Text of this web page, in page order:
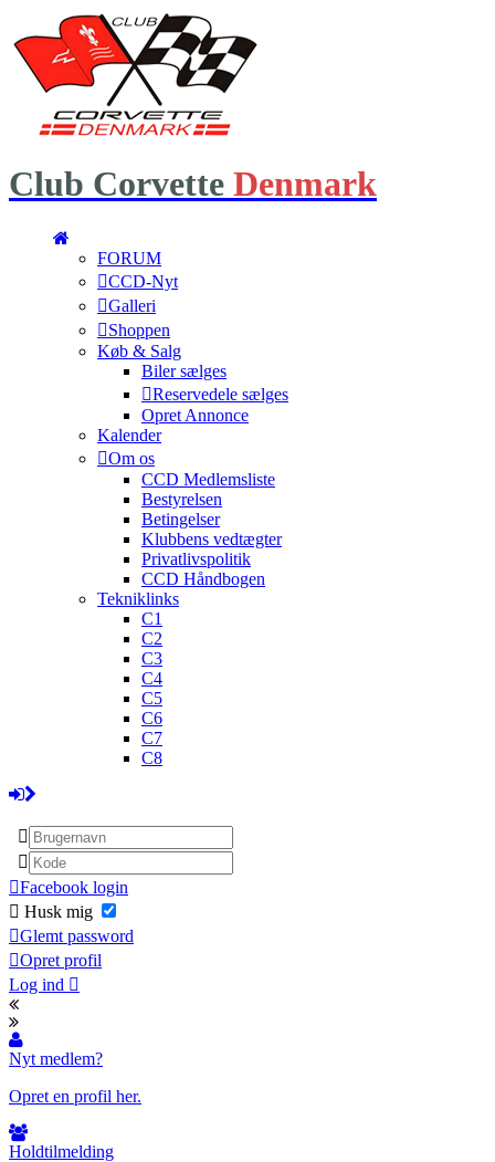
Club Corvette Denmark
FORUM
CCD-Nyt
Galleri
Shoppen
Køb & Salg
Biler sælges
Reservedele sælges
Opret Annonce
Kalender
Om os
CCD Medlemsliste
Bestyrelsen
Betingelser
Klubbens vedtægter
Privatlivspolitik
CCD Håndbogen
Tekniklinks
C1
C2
C3
C4
C5
C6
C7
C8
Facebook login
Husk mig
Glemt password
Opret profil
Log ind
Nyt medlem?
Opret en profil her.
Holdtilmelding